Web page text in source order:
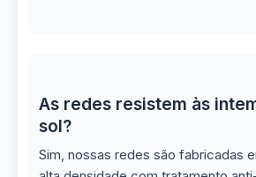
As redes resistem às
sol?
Sim, nossas redes são fabricadas